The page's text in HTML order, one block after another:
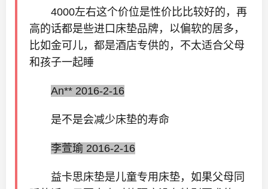
4000左右这个价位是性价比比较好的，再
高的话都是些进口床垫品牌，以偏软的居多，
比如金可儿，都是酒店专供的，不太适合父母
和孩子一起睡
An** 2016-2-16
是不是会减少床垫的寿命
李萱瑜 2016-2-16
益卡思床垫是儿童专用床垫，如果父母同